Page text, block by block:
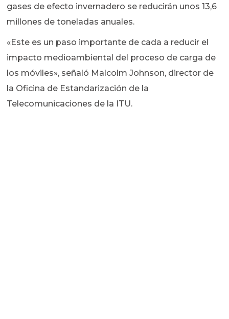
gases de efecto invernadero se reducirán unos 13,6
millones de toneladas anuales.
«Este es un paso importante de cada a reducir el
impacto medioambiental del proceso de carga de
los móviles», señaló Malcolm Johnson, director de
la Oficina de Estandarización de la
Telecomunicaciones de la ITU.